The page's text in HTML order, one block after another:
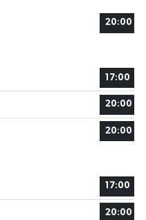
20:00
17:00
20:00
20:00
17:00
20:00